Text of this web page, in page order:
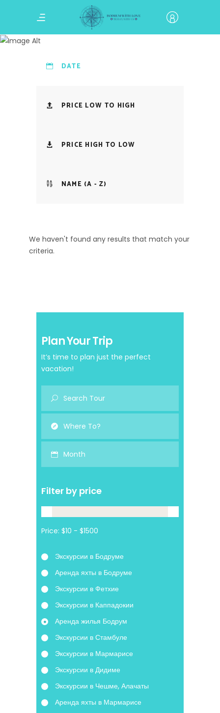
Archive
DATE
PRICE LOW TO HIGH
PRICE HIGH TO LOW
NAME (A - Z)
We haven't found any results that match your
criteria.
Plan Your Trip
It’s time to plan just the perfect
vacation!
Month
Filter by price
Price:
Экскурсии в Бодруме
Аренда яхты в Бодруме
Экскурсии в Фетхие
Экскурсии в Каппадокии
Аренда жилья Бодрум
Экскурсии в Стамбуле
Экскурсии в Мармарисе
Экскурсии в Дидиме
Экскурсии в Чешме, Алачаты
Аренда яхты в Мармарисе